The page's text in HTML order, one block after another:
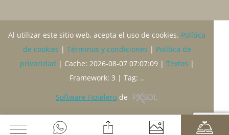
Al utilizar este sitio web, acepta el uso de cookies. Política
de cookies | Términos y condiciones | Política de
privacidad | Cache: 2026-08-07 07:07:09 | Textos |
Framework: 3 | Tag: ..
Software Hotelero de